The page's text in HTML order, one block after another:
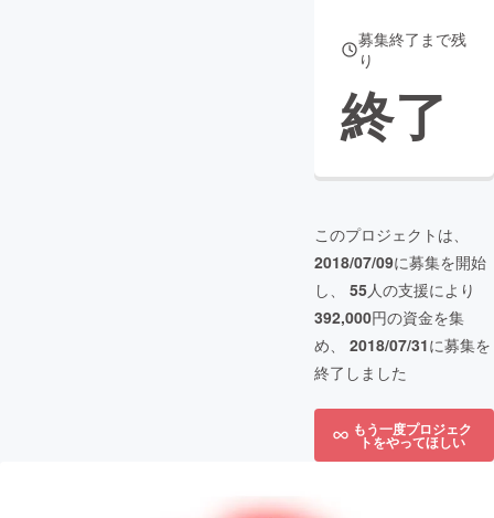
募集終了まで残
り
終了
このプロジェクトは、
2018/07/09に募集を開始
し、 55人の支援により
392,000円の資金を集
め、 2018/07/31に募集を
終了しました
もう一度プロジェク
トをやってほしい